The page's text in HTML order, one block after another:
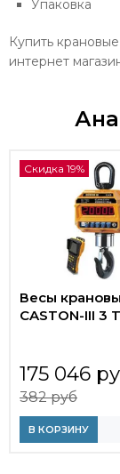
Упаковка
Купить
интернет
Скидка 19%
Весы
CASTON-III 3
175 046
382 руб
В КОРЗИНУ